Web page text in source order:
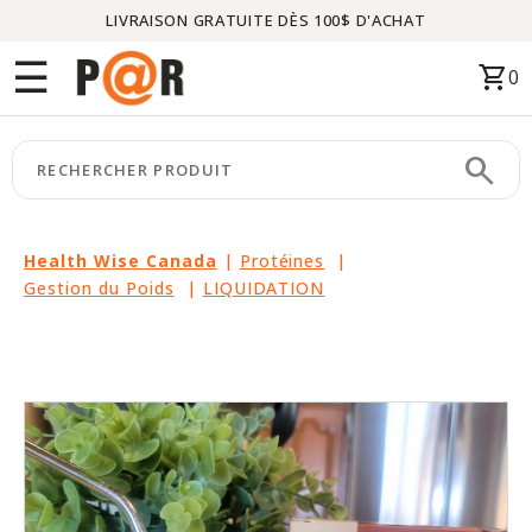
LIVRAISON GRATUITE DÈS 100$ D'ACHAT
☰ shopping_cart0
search
Health Wise Canada | Protéines
|
Gestion du Poids | LIQUIDATION
Menu
CATÉGORIES
keyboard_arrow_right
MARQUES
keyboard_arrow_right
PACKAGES
keyboard_arrow_right
MOIS-
CI
LIQUIDATION
PARTENAIRES